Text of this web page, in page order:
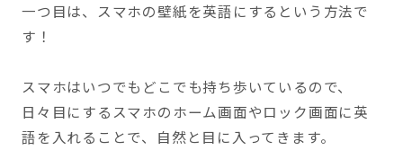
一つ目は、スマホの壁紙を英語にするという方法で
す！
スマホはいつでもどこでも持ち歩いているので、
日々目にするスマホのホーム画面やロック画面に英
語を入れることで、自然と目に入ってきます。